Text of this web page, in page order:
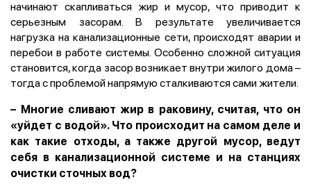
начинают скапливаться жир и мусор, что приводит к
серьезным засорам. В результате увеличивается
нагрузка на канализационные сети, происходят аварии и
перебои в работе системы. Особенно сложной ситуация
становится, когда засор возникает внутри жилого дома –
тогда с проблемой напрямую сталкиваются сами жители.
– Многие сливают жир в раковину, считая, что он
«уйдет с водой». Что происходит на самом деле и
как такие отходы, а также другой мусор, ведут
себя в канализационной системе и на станциях
очистки сточных вод?